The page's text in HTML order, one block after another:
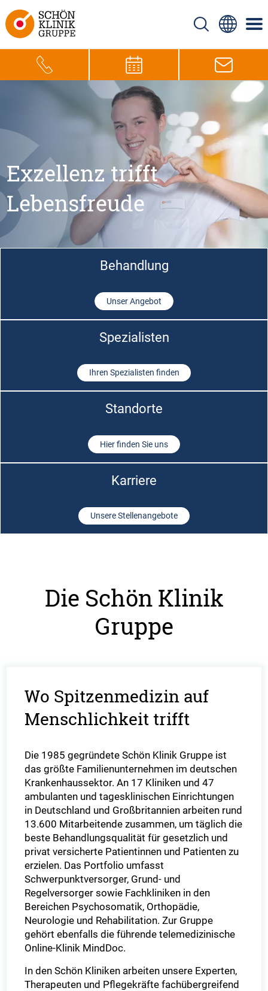
Exzellenz trifft
Lebensfreude
Behandlung
Unser Angebot
Spezialisten
Ihren Spezialisten finden
Standorte
Hier finden Sie uns
Karriere
Unsere Stellenangebote
Die Schön Klinik
Gruppe
Wo Spitzenmedizin auf
Menschlichkeit trifft
Die 1985 gegründete Schön Klinik Gruppe ist
das größte Familienunternehmen im deutschen
Krankenhaussektor. An 17 Kliniken und 47
ambulanten und tagesklinischen Einrichtungen
in Deutschland und Großbritannien arbeiten rund
13.600 Mitarbeitende zusammen, um täglich die
beste Behandlungsqualität für gesetzlich und
privat versicherte Patientinnen und Patienten zu
erzielen. Das Portfolio umfasst
Schwerpunktversorger, Grund- und
Regelversorger sowie Fachkliniken in den
Bereichen Psychosomatik, Orthopädie,
Neurologie und Rehabilitation. Zur Gruppe
gehört ebenfalls die führende telemedizinische
Online-Klinik MindDoc.
In den Schön Kliniken arbeiten unsere Experten,
Therapeuten und Pflegekräfte fachübergreifend